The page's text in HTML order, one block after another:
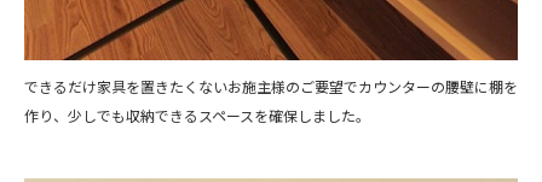
できるだけ家具を置きたくないお施主様のご要望でカウンターの腰壁に棚を
作り、少しでも収納できるスペースを確保しました。